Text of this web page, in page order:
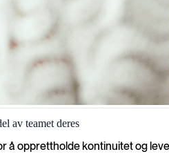
av teamet deres
å opprettholde kontinuitet og